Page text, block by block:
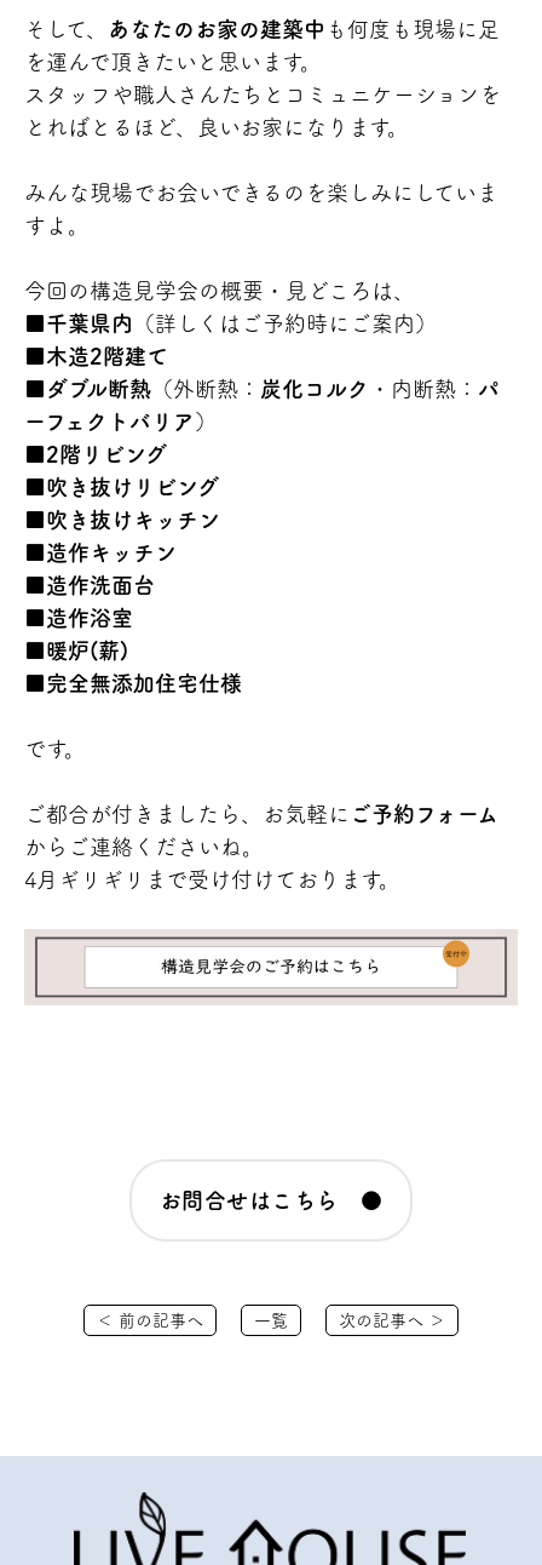
そして、 あなたのお家の建築中 も何度も現場に足
を運んで頂きたいと思います。
スタッフや職人さんたちとコミュニケーションを
とればとるほど、良いお家になります。
みんな現場でお会いできるのを楽しみにしていま
すよ。
今回の構造見学会の概要・見どころは、
■千葉県内
（詳しくはご予約時にご案内）
■木造2階建て
■ ダブル断熱 （外断熱： 炭化コルク ・内断熱： パ
ーフェクトバリア ）
■2階リビング
■吹き抜けリビング
■吹き抜けキッチン
■造作キッチン
■造作洗面台
■造作浴室
■暖炉(薪)
■完全無添加住宅仕様
です。
ご都合が付きましたら、お気軽に ご予約フォーム
からご連絡くださいね。
4月ギリギリまで受け付けております。
お問合せはこちら ●
＜ 前の記事へ 一覧 次の記事へ ＞